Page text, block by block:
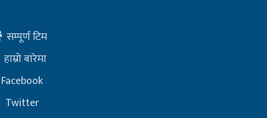
सम्पूर्ण टिम
हाम्रो बारेमा
Facebook
Twitter